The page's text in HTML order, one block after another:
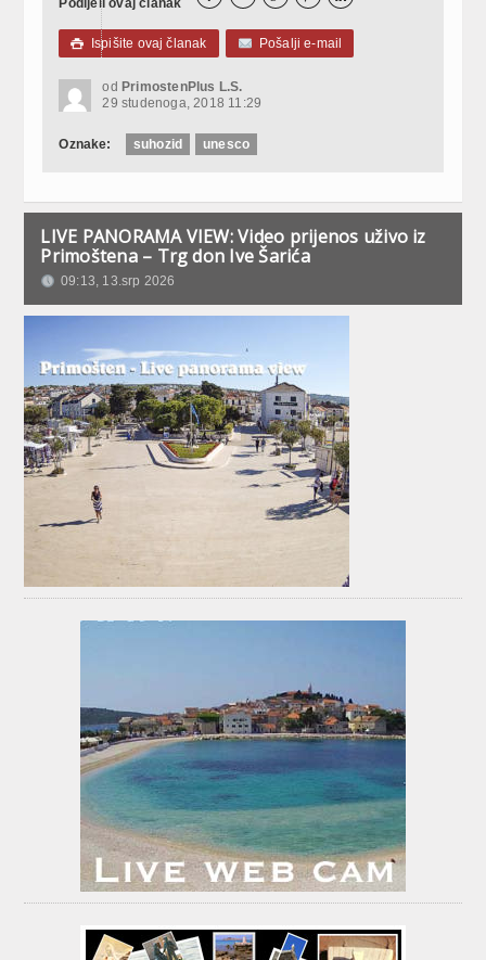
Podijeli ovaj članak
 Ispišite ovaj članak Pošalji e-mail
od PrimostenPlus L.S.
29 studenoga, 2018 11:29
Oznake: suhozid unesco
LIVE PANORAMA VIEW: Video prijenos uživo iz
Primoštena – Trg don Ive Šarića
09:13, 13.srp 2026